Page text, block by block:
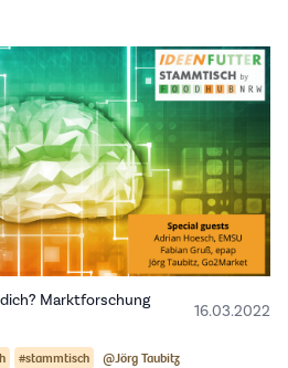
Marktforschung
16.03.2022
#stammtisch
@Jörg Taubitz